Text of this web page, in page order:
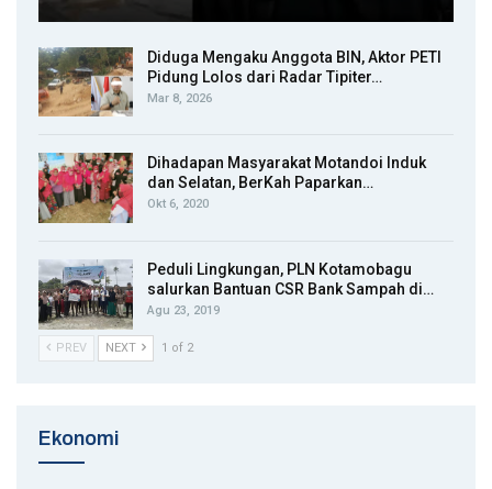
Diduga Mengaku Anggota BIN, Aktor PETI
Pidung Lolos dari Radar Tipiter…
Mar 8, 2026
Dihadapan Masyarakat Motandoi Induk
dan Selatan, BerKah Paparkan…
Okt 6, 2020
Peduli Lingkungan, PLN Kotamobagu
salurkan Bantuan CSR Bank Sampah di…
Agu 23, 2019
PREV NEXT 1 of 2
Ekonomi